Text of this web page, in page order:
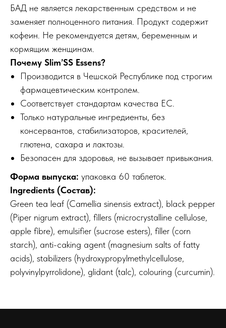
БАД не является лекарственным средством и не
заменяет полноценного питания. Продукт содержит
кофеин. Не рекомендуется детям, беременным и
кормящим женщинам.
Почему Slim’SS Essens?
Производится в Чешской Республике под строгим
фармацевтическим контролем.
Соответствует стандартам качества ЕС.
Только натуральные ингредиенты, без
консервантов, стабилизаторов, красителей,
глютена, сахара и лактозы.
Безопасен для здоровья, не вызывает привыкания.
Форма выпуска: упаковка 60 таблеток.
Ingredients (Состав):
Green tea leaf (Camellia sinensis extract), black pepper
(Piper nigrum extract), fillers (microcrystalline cellulose,
apple fibre), emulsifier (sucrose esters), filler (corn
starch), anti-caking agent (magnesium salts of fatty
acids), stabilizers (hydroxypropylmethylcellulose,
polyvinylpyrrolidone), glidant (talc), colouring (curcumin).